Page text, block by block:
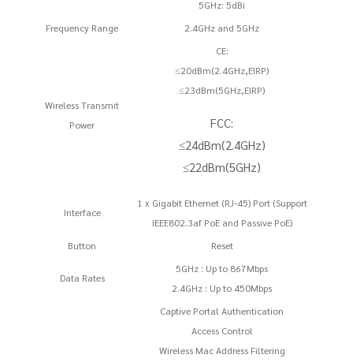
5GHz: 5dBi
Frequency Range
2.4GHz and 5GHz
Wireless Transmit
Power
CE:
≤20dBm(2.4GHz,EIRP)
≤23dBm(5GHz,EIRP)
FCC:
≤24dBm(2.4GHz)
≤22dBm(5GHz)
Interface
1 x Gigabit Ethernet (RJ-45) Port (Support
IEEE802.3af PoE and Passive PoE)
Button
Reset
Data Rates
5GHz : Up to 867Mbps
2.4GHz : Up to 450Mbps
Captive Portal Authentication
Access Control
Wireless Mac Address Filtering